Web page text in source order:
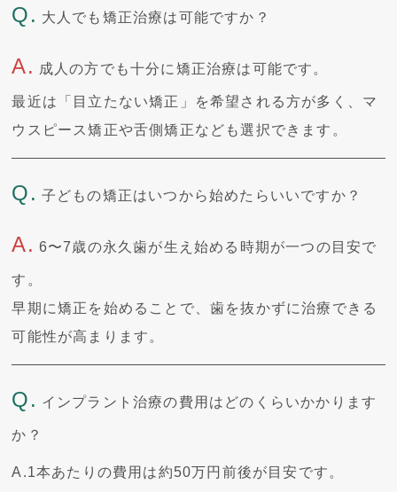
Q. 大人でも矯正治療は可能ですか？
A. 成人の方でも十分に矯正治療は可能です。
最近は「目立たない矯正」を希望される方が多く、マ
ウスピース矯正や舌側矯正なども選択できます。
Q. 子どもの矯正はいつから始めたらいいですか？
A. 6〜7歳の永久歯が生え始める時期が一つの目安で
す。
早期に矯正を始めることで、歯を抜かずに治療できる
可能性が高まります。
Q. インプラント治療の費用はどのくらいかかります
か？
A.1本あたりの費用は約50万円前後が目安です。